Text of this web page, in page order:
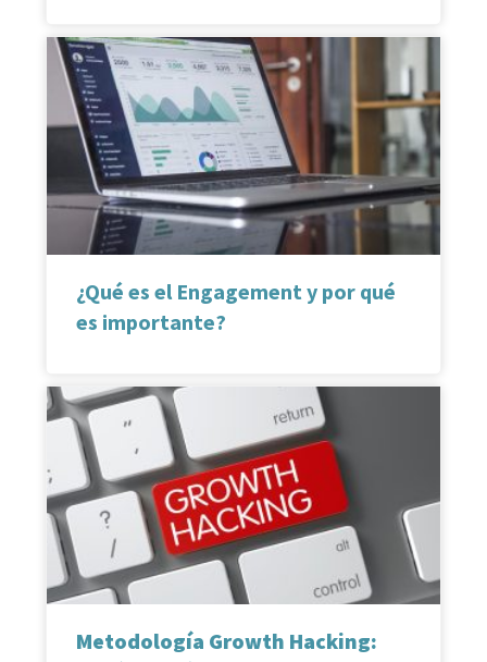
¿Qué es el Engagement y por qué
es importante?
Metodología Growth Hacking: